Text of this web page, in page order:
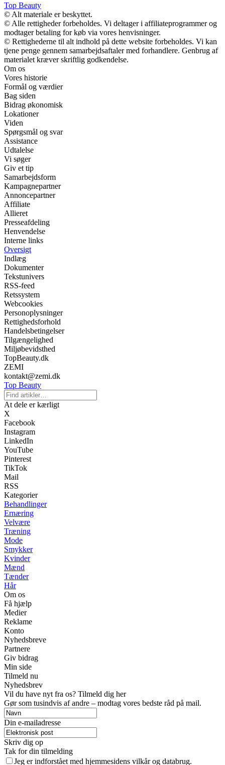
Top Beauty
© Alt materiale er beskyttet.
© Alle rettigheder forbeholdes. Vi deltager i affiliateprogrammer og
modtager betaling for køb via vores henvisninger.
© Rettighederne til alt indhold på dette website forbeholdes. Vi kan
tjene penge gennem samarbejdsaftaler med forhandlere. Genbrug af
materialet kræver skriftlig godkendelse.
Om os
Vores historie
Formål og værdier
Bag siden
Bidrag økonomisk
Lokationer
Viden
Spørgsmål og svar
Assistance
Udtalelse
Vi søger
Giv et tip
Samarbejdsform
Kampagnepartner
Annoncepartner
Affiliate
Allieret
Presseafdeling
Henvendelse
Interne links
Oversigt
Indlæg
Dokumenter
Tekstunivers
RSS-feed
Retssystem
Webcookies
Personoplysninger
Rettighedsforhold
Handelsbetingelser
Tilgængelighed
Miljøbevidsthed
TopBeauty.dk
ZEMI
kontakt@zemi.dk
Top Beauty
At dele er kærligt
X
Facebook
Instagram
LinkedIn
YouTube
Pinterest
TikTok
Mail
RSS
Kategorier
Behandlinger
Ernæring
Velvære
Træning
Mode
Smykker
Kvinder
Mænd
Tænder
Hår
Om os
Få hjælp
Medier
Reklame
Konto
Nyhedsbreve
Partnere
Giv bidrag
Min side
Tilmeld nu
Nyhedsbrev
Vil du have nyt fra os? Tilmeld dig her
Gør som tusindvis af andre – modtag vores bedste råd på mail.
Din e-mailadresse
Skriv dig op
Tak for din tilmelding
Jeg er indforstået med hjemmesidens vilkår og databrug.